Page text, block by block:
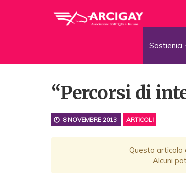
Sostienici
“Percorsi di
8 NOVEMBRE 2013 ARTICOLI
Questo articolo
Alcuni